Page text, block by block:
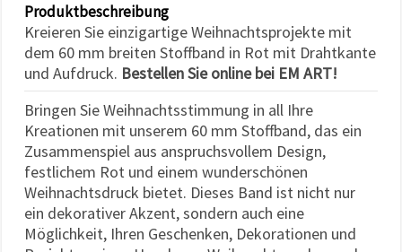
Impressum
Datenschutzerklärung
Informationen
in der
Cookie-
Richtlinie
Alle
akzeptieren
Cookie-
Einstellungen
Produktbeschreibung
Kreieren Sie einzigartige Weihnachtsprojekte mit
dem 60 mm breiten Stoffband in Rot mit Drahtkante
und Aufdruck. Bestellen Sie online bei EM ART!
Bringen Sie Weihnachtsstimmung in all Ihre
Kreationen mit unserem 60 mm Stoffband, das ein
Zusammenspiel aus anspruchsvollem Design,
festlichem Rot und einem wunderschönen
Weihnachtsdruck bietet. Dieses Band ist nicht nur
ein dekorativer Akzent, sondern auch eine
Möglichkeit, Ihren Geschenken, Dekorationen und